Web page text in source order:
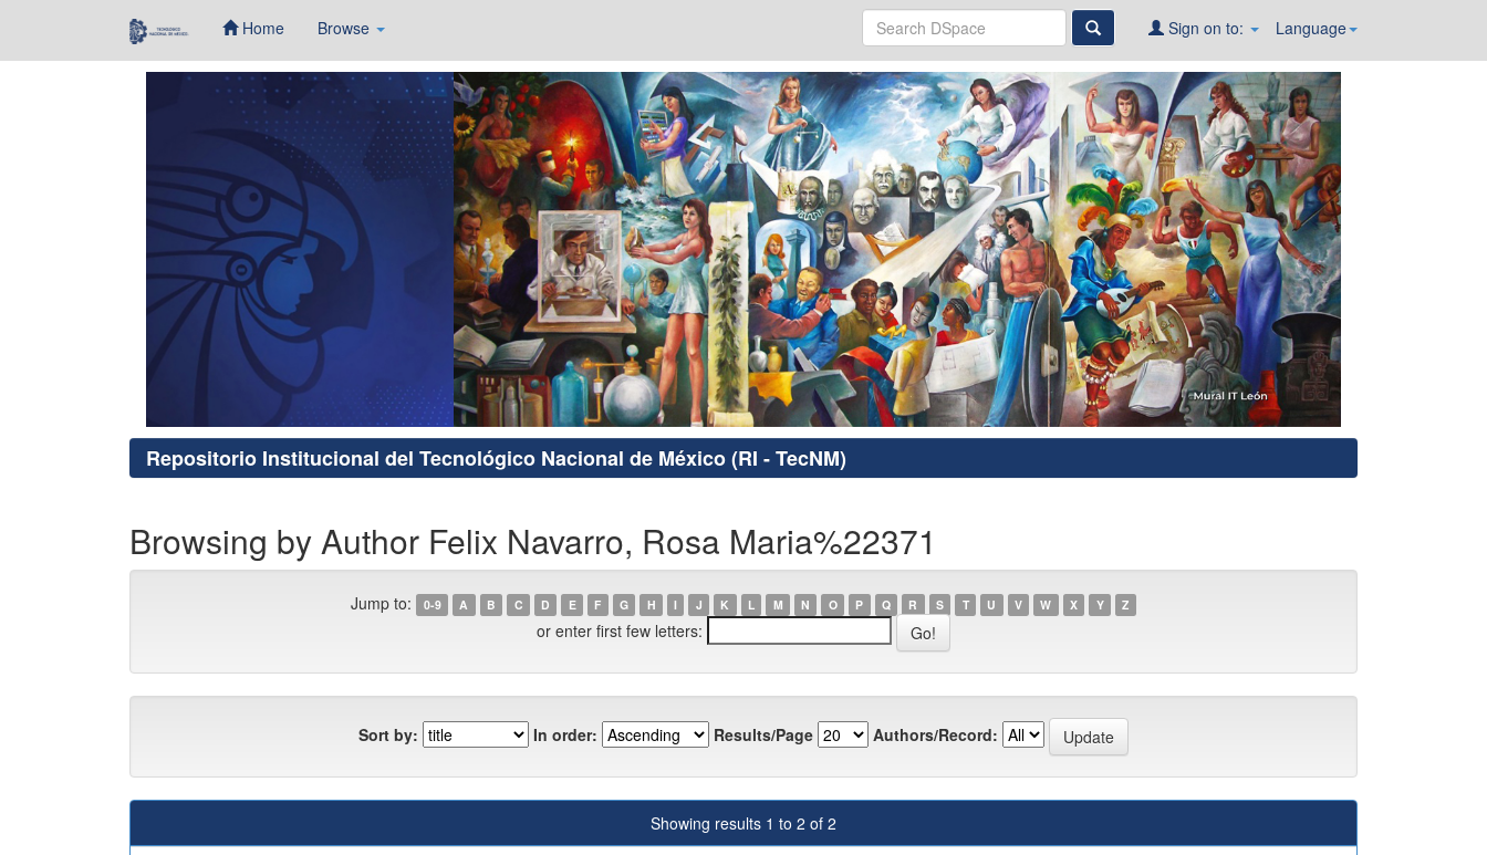
Home Browse Language
Sign on to:
Repositorio Institucional del Tecnológico Nacional de México (RI - TecNM)
Browsing by Author Felix Navarro, Rosa Maria%22371
Jump to: 0-9 A B C D E F G H I J K L M N O P Q R S T U V W X Y Z
or enter first few letters:
Sort by: In order: Results/Page Authors/Record:
Showing results 1 to 2 of 2